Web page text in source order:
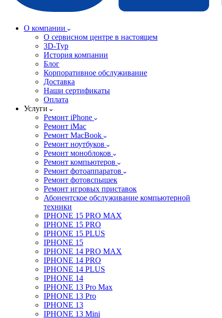
О компании
О сервисном центре в настоящем
3D-Тур
История компании
Блог
Корпоративное обслуживание
Доставка
Наши сертификаты
Оплата
Услуги
Ремонт iPhone
Ремонт iMac
Ремонт MacBook
Ремонт ноутбуков
Ремонт моноблоков
Ремонт компьютеров
Ремонт фотоаппаратов
Ремонт фотовспышек
Ремонт игровых приставок
Абонентское обслуживание компьютерной
техники
IPHONE 15 PRO MAX
IPHONE 15 PRO
IPHONE 15 PLUS
IPHONE 15
IPHONE 14 PRO MAX
IPHONE 14 PRO
IPHONE 14 PLUS
IPHONE 14
IPHONE 13 Pro Max
IPHONE 13 Pro
IPHONE 13
IPHONE 13 Mini